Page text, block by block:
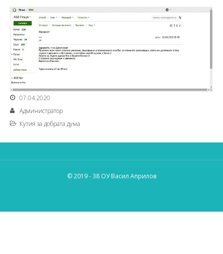
07.04.2020
Администратор
Кутия за добрата дума
© 2019 - 38 ОУ Васил Априлов